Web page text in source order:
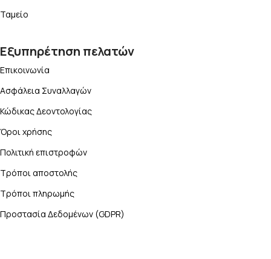
Ταμείο
Εξυπηρέτηση πελατών
Επικοινωνία
Ασφάλεια Συναλλαγών
Κώδικας Δεοντολογίας
Όροι χρήσης
Πολιτική επιστροφών
Τρόποι αποστολής
Τρόποι πληρωμής
Προστασία Δεδομένων (GDPR)